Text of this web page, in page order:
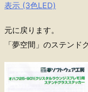
表示 (3色LED)
元に戻ります。
「夢空間」のステンド